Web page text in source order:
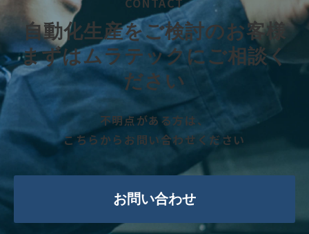
自動化生産をご検討のお客様
まずはムラテックにご相談く
ださい
不明点がある方は、
こちらからお問い合わせください
お問い合わせ